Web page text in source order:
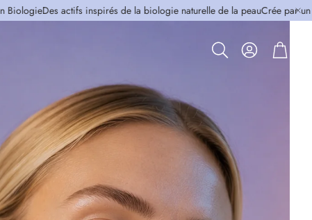
inspirés de la biologie naturelle de la peauCrée par un Docteur en
Rechercher
Panier